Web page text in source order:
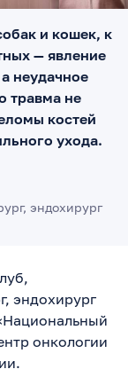
и кошек, к
— явление
неудачное
травма не
костей
ухода.
эндохирург
эндохирург
онкологии